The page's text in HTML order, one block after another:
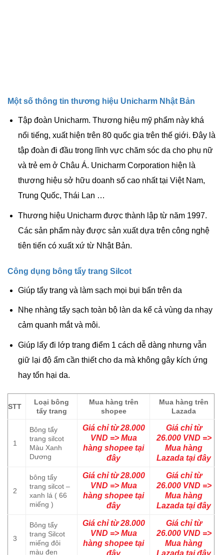
Một số thông tin thương hiệu Unicharm Nhật Bản
Tập đoàn Unicharm. Thương hiệu mỹ phẩm này khá
nổi tiếng, xuất hiện trên 80 quốc gia trên thế giới. Đây là
tập đoàn đi đầu trong lĩnh vực chăm sóc da cho phụ nữ
và trẻ em ở Châu Á. Unicharm Corporation hiện là
thương hiệu sở hữu doanh số cao nhất tại Việt Nam,
Trung Quốc, Thái Lan …
Thương hiệu Unicharm được thành lập từ năm 1997.
Các sản phẩm này được sản xuất dựa trên công nghệ
tiên tiến có xuất xứ từ Nhật Bản.
Công dụng bông tẩy trang Silcot
Giúp tẩy trang và làm sạch mọi bụi bẩn trên da
Nhẹ nhàng tẩy sạch toàn bộ làn da kể cả vùng da nhạy
cảm quanh mắt và môi.
Giúp lấy đi lớp trang điểm 1 cách dễ dàng nhưng vẫn
giữ lại độ ẩm cần thiết cho da mà không gây kích ứng
hay tổn hại da.
STT
Loại bông
tẩy trang
Mua hàng trên
shopee
Mua hàng trên
Lazada
1
Bông tẩy
trang silcot
Màu Xanh
Dương
Giá chỉ từ 28.000
VND => Mua
hàng shopee tại
đây
Giá chỉ từ
26.000 VND =>
Mua hàng
Lazada tại đây
2
bông tẩy
trang silcot –
xanh lá ( 66
miếng )
Giá chỉ từ 28.000
VND => Mua
hàng shopee tại
đây
Giá chỉ từ
26.000 VND =>
Mua hàng
Lazada tại đây
3
Bông tẩy
trang Silcot
miếng đôi
màu đen
Giá chỉ từ 28.000
VND => Mua
hàng shopee tại
đây
Giá chỉ từ
26.000 VND =>
Mua hàng
Lazada tại đây